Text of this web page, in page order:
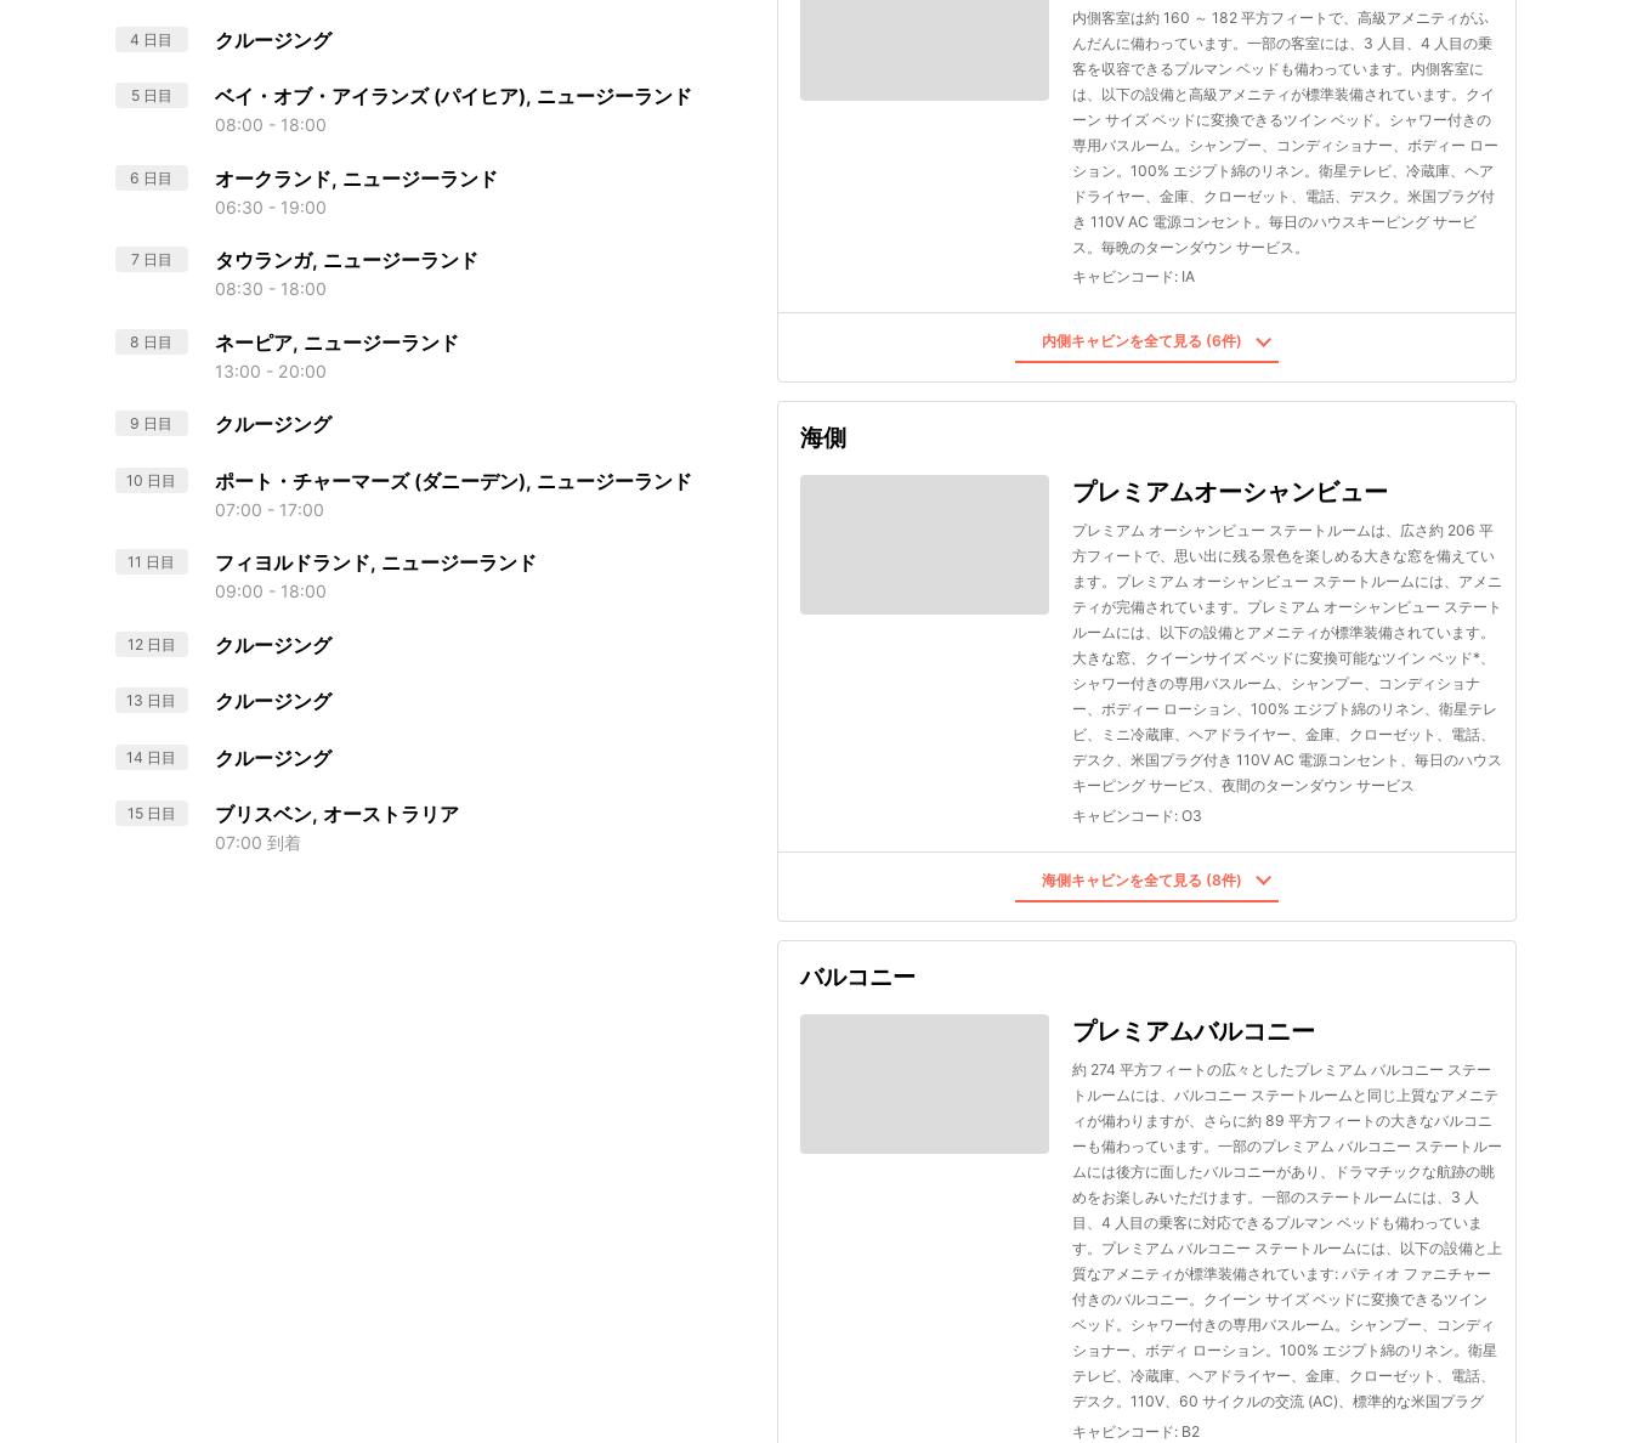
4 日目 クルージング
5 日目 ベイ・オブ・アイランズ (パイヒア), ニュージーランド
08:00 - 18:00
6 日目 オークランド, ニュージーランド
06:30 - 19:00
7 日目 タウランガ, ニュージーランド
08:30 - 18:00
8 日目 ネーピア, ニュージーランド
13:00 - 20:00
9 日目 クルージング
10 日目 ポート・チャーマーズ (ダニーデン), ニュージーランド
07:00 - 17:00
11 日目 フィヨルドランド, ニュージーランド
09:00 - 18:00
12 日目 クルージング
13 日目 クルージング
14 日目 クルージング
15 日目 ブリスベン, オーストラリア
07:00 到着
内側客室は約 160 ～ 182 平方フィートで、高級アメニティがふ
んだんに備わっています。一部の客室には、3 人目、4 人目の乗
客を収容できるプルマン ベッドも備わっています。内側客室に
は、以下の設備と高級アメニティが標準装備されています。クイ
ーン サイズ ベッドに変換できるツイン ベッド。シャワー付きの
専用バスルーム。シャンプー、コンディショナー、ボディー ロー
ション。100% エジプト綿のリネン。衛星テレビ、冷蔵庫、ヘア
ドライヤー、金庫、クローゼット、電話、デスク。米国プラグ付
き 110V AC 電源コンセント。毎日のハウスキーピング サービ
ス。毎晩のターンダウン サービス。
キャビンコード: IA
内側キャビンを全て見る (6件)
海側
プレミアムオーシャンビュー
プレミアム オーシャンビュー ステートルームは、広さ約 206 平
方フィートで、思い出に残る景色を楽しめる大きな窓を備えてい
ます。プレミアム オーシャンビュー ステートルームには、アメニ
ティが完備されています。プレミアム オーシャンビュー ステート
ルームには、以下の設備とアメニティが標準装備されています。
大きな窓、クイーンサイズ ベッドに変換可能なツイン ベッド*、
シャワー付きの専用バスルーム、シャンプー、コンディショナ
ー、ボディー ローション、100% エジプト綿のリネン、衛星テレ
ビ、ミニ冷蔵庫、ヘアドライヤー、金庫、クローゼット、電話、
デスク、米国プラグ付き 110V AC 電源コンセント、毎日のハウス
キーピング サービス、夜間のターンダウン サービス
キャビンコード: O3
海側キャビンを全て見る (8件)
バルコニー
プレミアムバルコニー
約 274 平方フィートの広々としたプレミアム バルコニー ステー
トルームには、バルコニー ステートルームと同じ上質なアメニテ
ィが備わりますが、さらに約 89 平方フィートの大きなバルコニ
ーも備わっています。一部のプレミアム バルコニー ステートルー
ムには後方に面したバルコニーがあり、ドラマチックな航跡の眺
めをお楽しみいただけます。一部のステートルームには、3 人
目、4 人目の乗客に対応できるプルマン ベッドも備わっていま
す。プレミアム バルコニー ステートルームには、以下の設備と上
質なアメニティが標準装備されています: パティオ ファニチャー
付きのバルコニー。クイーン サイズ ベッドに変換できるツイン
ベッド。シャワー付きの専用バスルーム。シャンプー、コンディ
ショナー、ボディ ローション。100% エジプト綿のリネン。衛星
テレビ、冷蔵庫、ヘアドライヤー、金庫、クローゼット、電話、
デスク。110V、60 サイクルの交流 (AC)、標準的な米国プラグ
キャビンコード: B2